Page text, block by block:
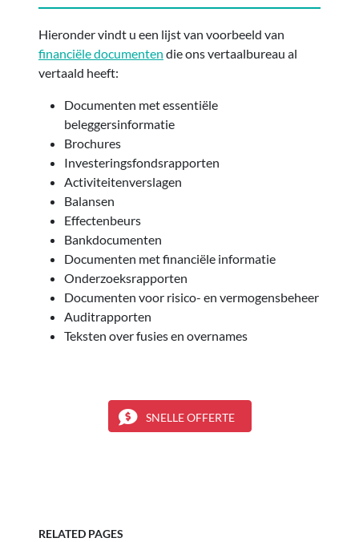
Hieronder vindt u een lijst van voorbeeld van
financiële documenten die ons vertaalbureau al
vertaald heeft:
Documenten met essentiële
beleggersinformatie
Brochures
Investeringsfondsrapporten
Activiteitenverslagen
Balansen
Effectenbeurs
Bankdocumenten
Documenten met financiële informatie
Onderzoeksrapporten
Documenten voor risico- en vermogensbeheer
Auditrapporten
Teksten over fusies en overnames
SNELLE OFFERTE
RELATED PAGES